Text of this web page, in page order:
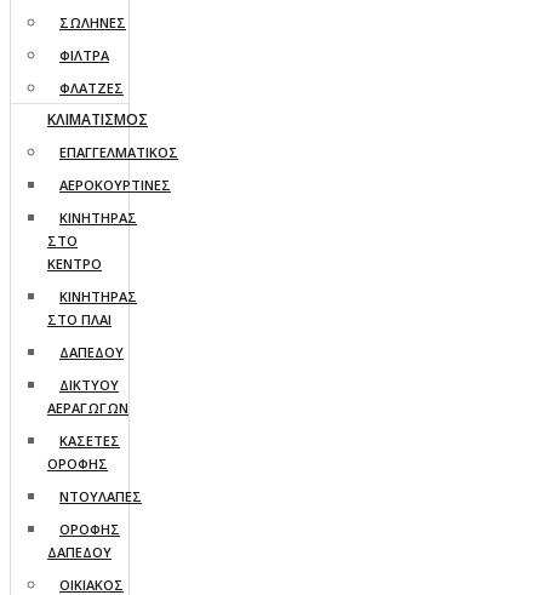
ΣΩΛΗΝΕΣ
ΦΙΛΤΡΑ
ΦΛΑΤΖΕΣ
ΚΛΙΜΑΤΙΣΜΟΣ
ΕΠΑΓΓΕΛΜΑΤΙΚΟΣ
ΑΕΡΟΚΟΥΡΤΙΝΕΣ
ΚΙΝΗΤΗΡΑΣ
ΣΤΟ
ΚΕΝΤΡΟ
ΚΙΝΗΤΗΡΑΣ
ΣΤΟ ΠΛΑΙ
ΔΑΠΕΔΟΥ
ΔΙΚΤΥΟΥ
ΑΕΡΑΓΩΓΩΝ
ΚΑΣΕΤΕΣ
ΟΡΟΦΗΣ
ΝΤΟΥΛΑΠΕΣ
ΟΡΟΦΗΣ
ΔΑΠΕΔΟΥ
ΟΙΚΙΑΚΟΣ